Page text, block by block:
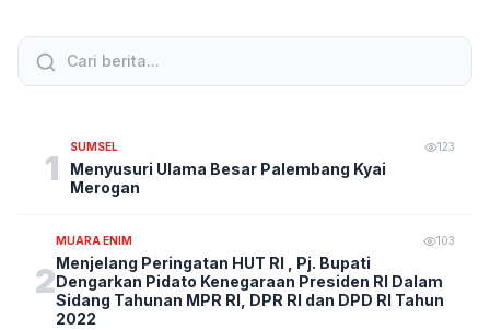
1
SUMSEL 123
Menyusuri Ulama Besar Palembang Kyai
Merogan
2
MUARA ENIM 103
Menjelang Peringatan HUT RI , Pj. Bupati
Dengarkan Pidato Kenegaraan Presiden RI Dalam
Sidang Tahunan MPR RI, DPR RI dan DPD RI Tahun
2022